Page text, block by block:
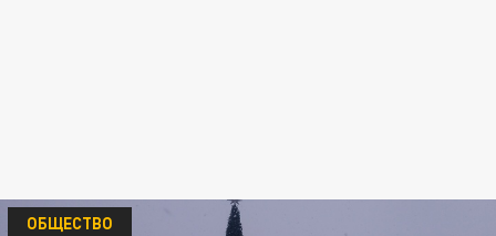
ОБЩЕСТВО